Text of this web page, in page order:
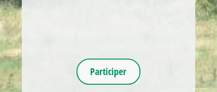
Participer